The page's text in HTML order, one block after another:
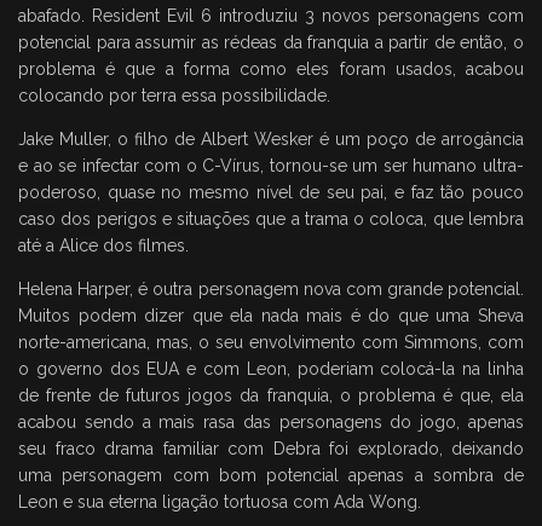
abafado. Resident Evil 6 introduziu 3 novos personagens com
potencial para assumir as rédeas da franquia a partir de então, o
problema é que a forma como eles foram usados, acabou
colocando por terra essa possibilidade.
Jake Muller, o filho de Albert Wesker é um poço de arrogância
e ao se infectar com o C-Vírus, tornou-se um ser humano ultra-
poderoso, quase no mesmo nível de seu pai, e faz tão pouco
caso dos perigos e situações que a trama o coloca, que lembra
até a Alice dos filmes.
Helena Harper, é outra personagem nova com grande potencial.
Muitos podem dizer que ela nada mais é do que uma Sheva
norte-americana, mas, o seu envolvimento com Simmons, com
o governo dos EUA e com Leon, poderiam colocá-la na linha
de frente de futuros jogos da franquia, o problema é que, ela
acabou sendo a mais rasa das personagens do jogo, apenas
seu fraco drama familiar com Debra foi explorado, deixando
uma personagem com bom potencial apenas a sombra de
Leon e sua eterna ligação tortuosa com Ada Wong.